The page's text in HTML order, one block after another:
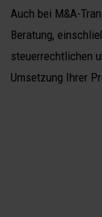
Auch bei M&A-
Beratung,
steuerrechtlichen
Umsetzung Ihrer